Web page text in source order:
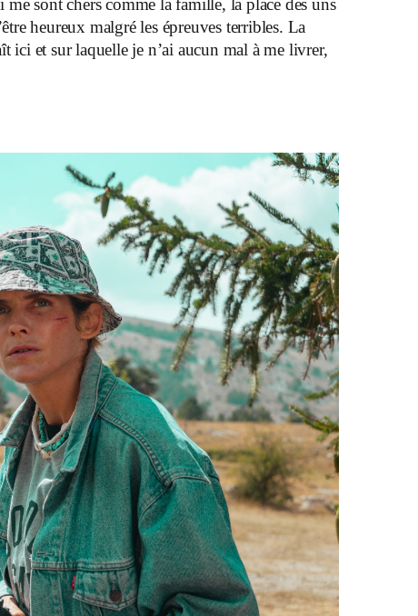
heureux malgré les épreuves terribles. La
ici et sur laquelle je n’ai aucun mal à me livrer,